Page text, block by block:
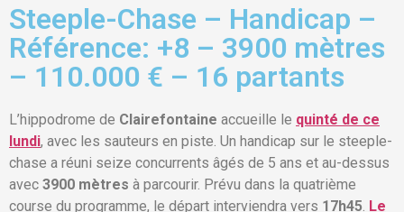
Steeple-Chase – Handicap –
Référence: +8 – 3900 mètres
– 110.000 € – 16 partants
L’hippodrome de Clairefontaine accueille le quinté de ce
lundi, avec les sauteurs en piste. Un handicap sur le steeple-
chase a réuni seize concurrents âgés de 5 ans et au-dessus
avec 3900 mètres à parcourir. Prévu dans la quatrième
course du programme, le départ interviendra vers 17h45 Le